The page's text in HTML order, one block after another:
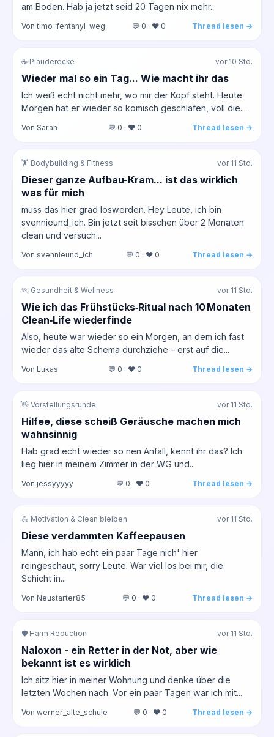
am Boden. Hab ja jetzt seid 20 Tagen nix mehr...
Von timo_fentanyl_weg 💬 0 · ❤️ 0 Thread lesen →
☕ Plauderecke vor 10 Std.
Wieder mal so ein Tag... Wie macht ihr das
Ich weiß echt nicht mehr, wo mir der Kopf steht. Heute
Morgen hat er wieder so komisch geschlafen, voll die...
Von Sarah 💬 0 · ❤️ 0 Thread lesen →
🏋️ Bodybuilding & Fitness vor 11 Std.
Dieser ganze Aufbau-Kram... ist das wirklich
was für mich
muss das hier grad loswerden. Hey Leute, ich bin
svennieund_ich. Bin jetzt seit bisschen über 2 Monaten
clean und versuch...
Von svennieund_ich 💬 0 · ❤️ 0 Thread lesen →
🏃 Gesundheit & Wellness vor 11 Std.
Wie ich das Frühstücks‑Ritual nach 10 Monaten
Clean‑Life wiederfinde
Also, heute war wieder so ein Morgen, an dem ich fast
wieder das alte Schema durchziehe – erst auf die...
Von Lukas 💬 0 · ❤️ 0 Thread lesen →
👋 Vorstellungsrunde vor 11 Std.
Hilfee, diese scheiß Geräusche machen mich
wahnsinnig
Hab grad echt wieder so nen Anfall, kennt ihr das? Ich
lieg hier in meinem Zimmer in der WG und...
Von jessyyyyy 💬 0 · ❤️ 0 Thread lesen →
💪 Motivation & Clean bleiben vor 11 Std.
Diese verdammten Kaffeepausen
Mann, ich hab echt ein paar Tage nich' hier
reingeschaut, sorry Leute. War viel los bei mir, die
Schicht in...
Von Neustarter85 💬 0 · ❤️ 0 Thread lesen →
🛡️ Harm Reduction vor 11 Std.
Naloxon - ein Retter in der Not, aber wie
bekannt ist es wirklich
Ich sitz hier in meiner Wohnung und denke über die
letzten Wochen nach. Vor ein paar Tagen war ich mit...
Von werner_alte_schule 💬 0 · ❤️ 0 Thread lesen →